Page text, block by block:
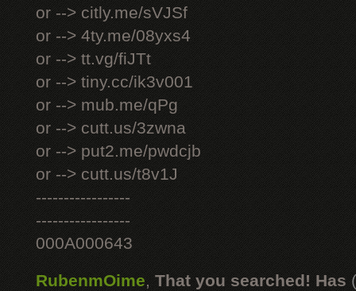
or --> citly.me/sVJSf
or --> 4ty.me/08yxs4
or --> tt.vg/fiJTt
or --> tiny.cc/ik3v001
or --> mub.me/qPg
or --> cutt.us/3zwna
or --> put2.me/pwdcjb
or --> cutt.us/t8v1J
-----------------
-----------------
000A000643
RubenmOime, That you searched! Has